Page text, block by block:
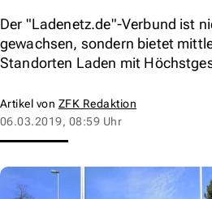
Der "Ladenetz.de"-Verbund ist
gewachsen, sondern bietet
Standorten Laden mit
Artikel von ZFK Redaktion
06.03.2019, 08:59 Uhr